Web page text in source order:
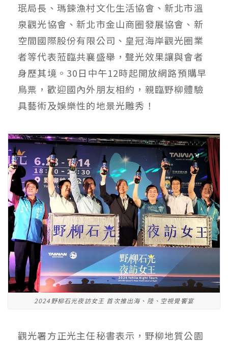
珉局長、瑪鋉漁村文化生活協會、新北市溫
泉觀光協會、新北市金山商圈發展協會、新
空間國際股份有限公司、皇冠海岸觀光圈業
者等代表蒞臨共襄盛舉，聲光效果讓與會者
身歷其境。30日中午12時起開放網路預購早
鳥票，歡迎國內外朋友相約，親臨野柳體驗
具藝術及娛樂性的地景光雕秀！
2024野柳石光夜訪女王 首次推出海、陸、空視覺饗宴
觀光署方正光主任秘書表示，野柳地質公園